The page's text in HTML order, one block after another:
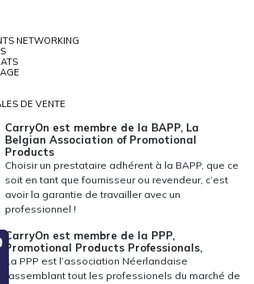
NETWORKING
DE VENTE
CarryOn est membre de la BAPP, La
Belgian Association of Promotional
Products
Choisir un prestataire adhérent à la BAPP, que ce
soit en tant que fournisseur ou revendeur, c’est
avoir la garantie de travailler avec un
professionnel !
CarryOn est membre de la PPP,
Promotional Products Professionals,
La PPP est l’association Néerlandaise
rassemblant tout les professionels du marché de